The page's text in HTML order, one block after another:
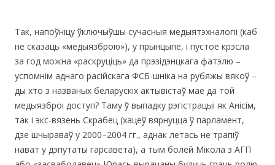
Так, напоўніцу ўключыўшы сучасныя медыятэхналогіі (каб
не сказаць «медыязброю»), у прынцыпе, і пустое крэсла
за год можна «раскруціць» да прэзідэнцкага фатэлю –
успомнім аднаго расійскага ФСБ-шніка на рубяжы вякоў –
ды хто з названых беларускіх актывістаў мае да той
медыязброі доступ? Таму ў выпадку рэгістрацыі як Анісім,
так і экс-вязень Скрабец (хацеў вярнуцца ў парламент,
дзе шчыраваў у 2000–2004 гг., аднак летась не трапіў
нават у дэпутаты гарсавета), а тым болей Мікола з АГП